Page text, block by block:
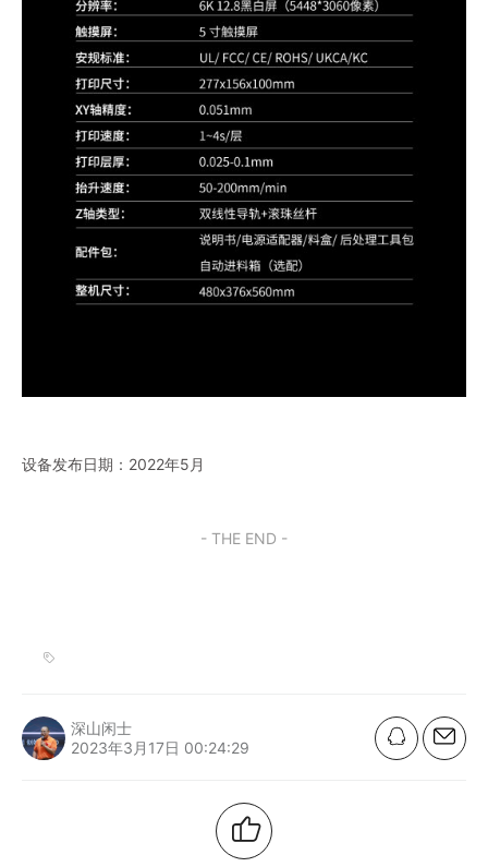
设备发布日期：2022年5月
- THE END -
深山闲士
2023年3月17日 00:24:29